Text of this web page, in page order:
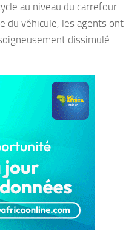
au niveau du carrefour
du véhicule, les agents ont
dissimulé